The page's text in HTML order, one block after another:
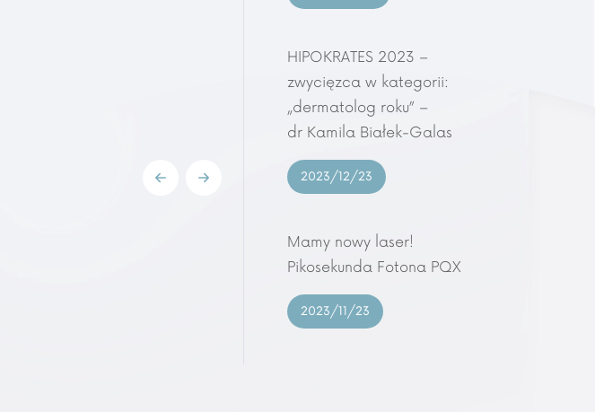
HIPOKRATES 2023 –
zwycięzca w kategorii:
„dermatolog roku” –
dr Kamila Białek-Galas
2023/12/23
Mamy nowy laser!
Pikosekunda Fotona PQX
2023/11/23